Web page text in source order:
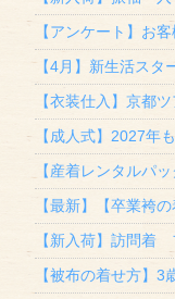
【アンケート】お
【4月】新生活スタ
【衣装仕入】京都
【成人式】2027年
【産着レンタルパ
【最新】【卒業
【新入荷】訪問着
【被布の着せ方】